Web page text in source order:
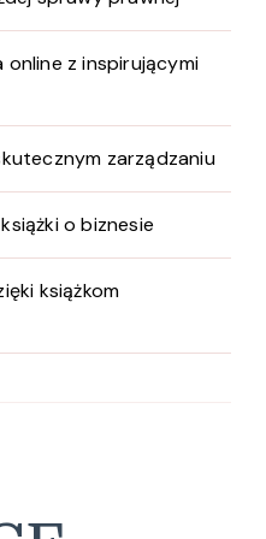
z inspirującymi
zarządzaniu
o biznesie
książkom